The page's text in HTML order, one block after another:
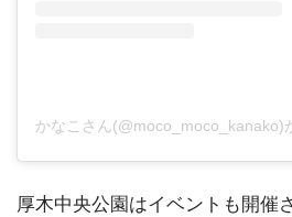
かなこさん(@moco_moco_kanako)
厚木中央公園はイベントも開催